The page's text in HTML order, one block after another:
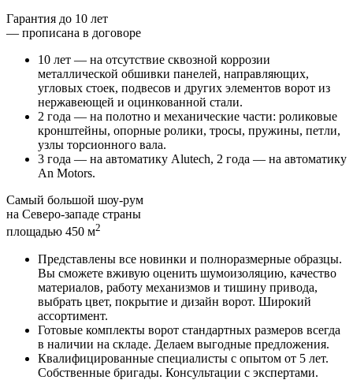
Гарантия до 10 лет
— прописана в договоре
10 лет — на отсутствие сквозной коррозии
металлической обшивки панелей, направляющих,
угловых стоек, подвесов и других элементов ворот из
нержавеющей и оцинкованной стали.
2 года — на полотно и механические части: роликовые
кронштейны, опорные ролики, тросы, пружины, петли,
узлы торсионного вала.
3 года — на автоматику Alutech, 2 года — на автоматику
An Motors.
Самый большой шоу-рум
на Северо-западе страны
площадью 450 м2
Представлены все новинки и полноразмерные образцы.
Вы сможете вживую оценить шумоизоляцию, качество
материалов, работу механизмов и тишину привода,
выбрать цвет, покрытие и дизайн ворот. Широкий
ассортимент.
Готовые комплекты ворот стандартных размеров всегда
в наличии на складе. Делаем выгодные предложения.
Квалифицированные специалисты с опытом от 5 лет.
Собственные бригады. Консультации с экспертами.